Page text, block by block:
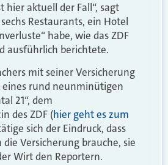
hier aktuell der Fall“, sagt
Restaurants, ein Hotel
habe, wie das ZDF
ausführlich berichtete.
mit seiner Versicherung
rund neunminütigen
21“, dem
des ZDF (hier geht es zum
sich der Eindruck, dass
Versicherung brauche, sie
Wirt den Reportern.